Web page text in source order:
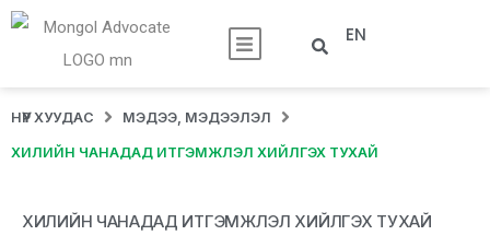
EN
НҮҮР ХУУДАС МЭДЭЭ, МЭДЭЭЛЭЛ
ХИЛИЙН ЧАНАДАД ИТГЭМЖЛЭЛ ХИЙЛГЭХ ТУХАЙ
ХИЛИЙН ЧАНАДАД ИТГЭМЖЛЭЛ ХИЙЛГЭХ ТУХАЙ